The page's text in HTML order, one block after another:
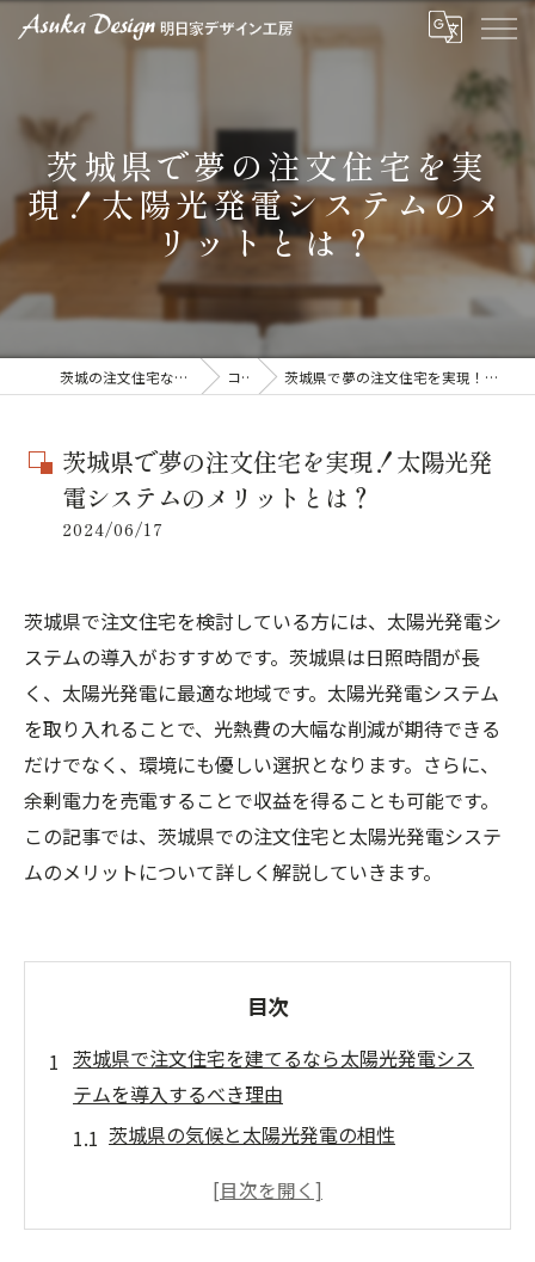
茨城県で夢の注文住宅を実
現！太陽光発電システムのメ
リットとは？
茨城の注文住宅なら明日家デザイン工房 コラム 茨城県で夢の注文住宅を実現！太陽光発電システムのメリットとは？
茨城県で夢の注文住宅を実現！太陽光発
電システムのメリットとは？
2024/06/17
茨城県で注文住宅を検討している方には、太陽光発電シ
ステムの導入がおすすめです。茨城県は日照時間が長
く、太陽光発電に最適な地域です。太陽光発電システム
を取り入れることで、光熱費の大幅な削減が期待できる
だけでなく、環境にも優しい選択となります。さらに、
余剰電力を売電することで収益を得ることも可能です。
この記事では、茨城県での注文住宅と太陽光発電システ
ムのメリットについて詳しく解説していきます。
目次
茨城県で注文住宅を建てるなら太陽光発電シス
テムを導入するべき理由
茨城県の気候と太陽光発電の相性
注文住宅に適した太陽光発電の種類